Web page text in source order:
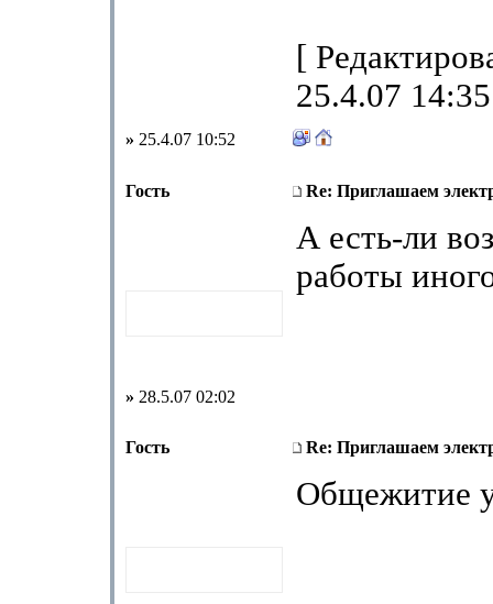
[
25.4.07
» 25.4.07 10:52
Гость Re: Приглашаем
А есть-ли
работы
» 28.5.07 02:02
Гость Re: Приглашаем
Общежитие